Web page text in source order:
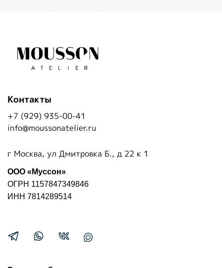
Контакты
+7 (929) 935-00-41
info@moussonatelier.ru
г Москва, ул Дмитровка Б., д 22 к 1
ООО «Муссон»
ОГРН 1157847349846
ИНН 7814289514